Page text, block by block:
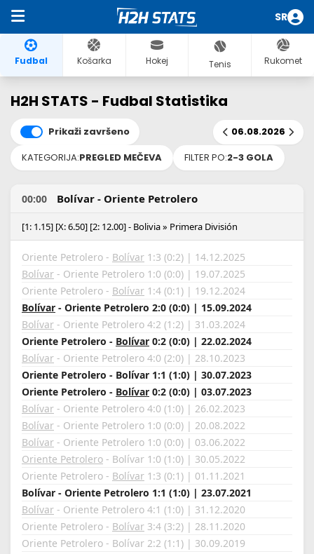
SR
Fudbal Košarka Hokej Tenis Rukomet
H2H STATS - Fudbal Statistika
Prikaži završeno
06.08.2026
KATEGORIJA:PREGLED MEČEVA FILTER PO:2-3 GOLA
00:00 Bolívar - Oriente Petrolero
[1: 1.15] [X: 6.50] [2: 12.00] - Bolivia » Primera División
Oriente Petrolero - Bolívar 1:3 (0:2) | 14.12.2025
Bolívar - Oriente Petrolero 1:0 (0:0) | 19.07.2025
Oriente Petrolero - Bolívar 1:4 (0:1) | 19.12.2024
Bolívar - Oriente Petrolero 2:0 (0:0) | 15.09.2024
Bolívar - Oriente Petrolero 4:2 (1:2) | 31.03.2024
Oriente Petrolero - Bolívar 0:2 (0:0) | 22.02.2024
Bolívar - Oriente Petrolero 4:0 (2:0) | 28.10.2023
Oriente Petrolero - Bolívar 1:1 (1:0) | 30.07.2023
Oriente Petrolero - Bolívar 0:2 (0:0) | 03.07.2023
Bolívar - Oriente Petrolero 4:0 (1:0) | 26.02.2023
Bolívar - Oriente Petrolero 1:0 (0:0) | 20.08.2022
Bolívar - Oriente Petrolero 1:0 (0:0) | 03.06.2022
Oriente Petrolero - Bolívar 1:0 (1:0) | 30.05.2022
Oriente Petrolero - Bolívar 1:3 (0:1) | 01.11.2021
Bolívar - Oriente Petrolero 1:1 (1:0) | 23.07.2021
Bolívar - Oriente Petrolero 4:1 (1:0) | 31.12.2020
Oriente Petrolero - Bolívar 3:4 (3:2) | 28.11.2020
Oriente Petrolero - Bolívar 2:2 (1:1) | 30.09.2019